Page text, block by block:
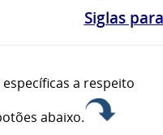
Siglas
a respeito
abaixo.